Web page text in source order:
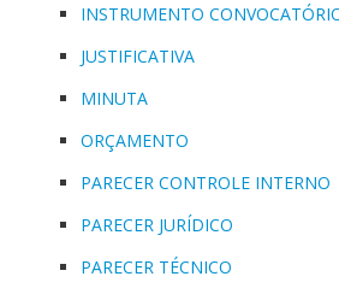
INSTRUMENTO
JUSTIFICATIVA
MINUTA
ORÇAMENTO
PARECER CONTROLE INTERNO
PARECER JURÍDICO
PARECER TÉCNICO